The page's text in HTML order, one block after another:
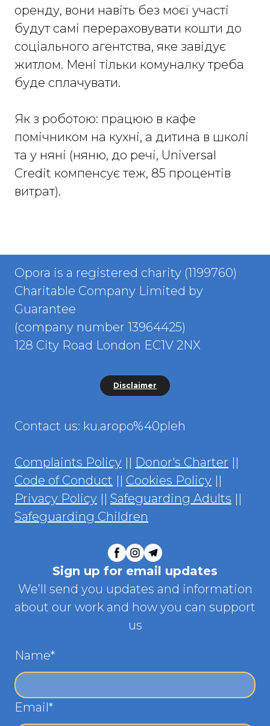
оренду, вони навіть без моєї участі
будут самі перераховувати кошти до
соціального агентства, яке завідує
житлом. Мені тільки комуналку треба
буде сплачувати.
Як з роботою: працюю в кафе
помічником на кухні, а дитина в школі
та у няні (няню, до речі, Universal
Credit компенсує теж, 85 процентів
витрат).
Opora is a registered charity (1199760)
Charitable Company Limited by
Guarantee
(company number 13964425)
128 City Road London EC1V 2NX
Disclaimer
Contact us: ku.aropo%40pleh
Complaints Policy || Donor's Charter ||
Code of Conduct || Cookies Policy ||
Privacy Policy || Safeguarding Adults ||
Safeguarding Children
Sign up for email updates
We’ll send you updates and information
about our work and how you can support
us
Name*
Email*